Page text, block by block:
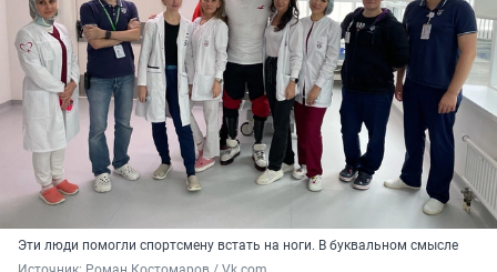
Эти люди помогли спортсмену встать на ноги. В буквальном смысле